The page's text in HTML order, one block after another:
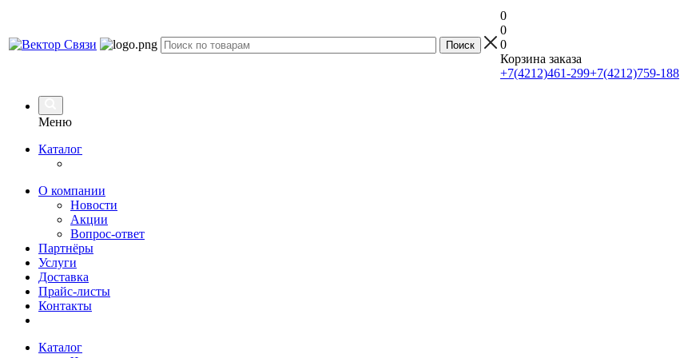
0
0
0
Корзина заказа
+7(4212)461-299+7(4212)759-188
Меню
Каталог
О компании
Новости
Акции
Вопрос-ответ
Партнёры
Услуги
Доставка
Прайс-листы
Контакты
Каталог